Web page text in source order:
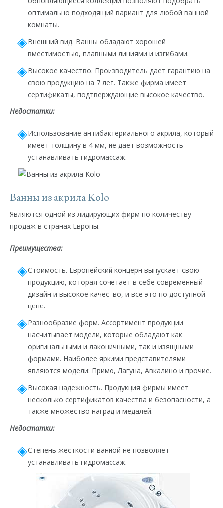
оптимально подходящий вариант для любой ванной
комнаты.
Внешний вид. Ванны обладают хорошей
вместимостью, плавными линиями и изгибами.
Высокое качество. Производитель дает гарантию на
свою продукцию на 7 лет. Также фирма имеет
сертификаты, подтверждающие высокое качество.
Недостатки:
Использование антибактериального акрила, который
имеет толщину в 4 мм, не дает возможность
устанавливать гидромассаж.
Ванны из акрила Kolo
Являются одной из лидирующих фирм по количеству
продаж в странах Европы.
Преимущества:
Стоимость. Европейский концерн выпускает свою
продукцию, которая сочетает в себе современный
дизайн и высокое качество, и все это по доступной
цене.
Разнообразие форм. Ассортимент продукции
насчитывает модели, которые обладают как
оригинальными и лаконичными, так и изящными
формами. Наиболее яркими представителями
являются модели: Примо, Лагуна, Авкалино и прочие.
Высокая надежность. Продукция фирмы имеет
несколько сертификатов качества и безопасности, а
также множество наград и медалей.
Недостатки:
Степень жесткости ванной не позволяет
устанавливать гидромассаж.